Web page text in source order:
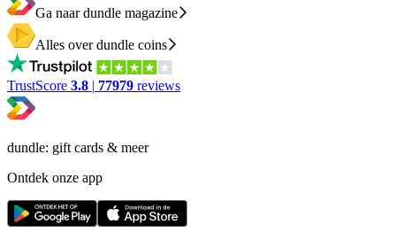
Ga naar dundle magazine
Alles over dundle coins
TrustScore 3.8 | 77979 reviews
dundle: gift cards & meer
Ontdek onze app